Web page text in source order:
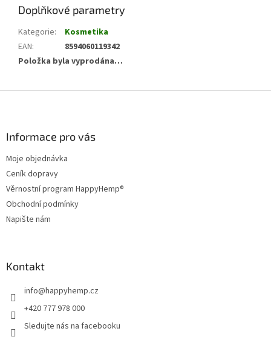
Doplňkové parametry
Kategorie:
Kosmetika
EAN:
8594060119342
Položka byla vyprodána…
Informace pro vás
Moje objednávka
Ceník dopravy
Věrnostní program HappyHemp®
Obchodní podmínky
Napište nám
Kontakt
info@happyhemp.cz
+420 777 978 000
Sledujte nás na facebooku